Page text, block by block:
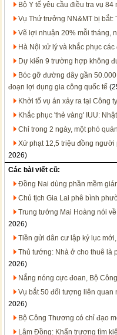
Bộ Y tế yêu cầu điều tra vụ
Vụ Thứ trưởng NN&MT bị bắt:
Vẽ lợi nhuận 20% mỗi tháng,
Hà Nội xử lý và khắc phục
Dự kiến 9 trường hợp không
Bóc gỡ đường dây gần
đoạn lợi dụng gia công quốc tế
Khởi tố vụ án xảy ra tại Công
Khắc phục 'thẻ vàng' IUU:
Chỉ trong 2 ngày, một phó
Xử phạt 12,5 triệu đồng người
2026)
Các bài viết cũ:
Đồng Nai dùng phần mềm
Chủ tịch Gia Lai phê bình
Trung tướng Mai Hoàng nói
2026)
Tiền gửi dân cư lập kỷ lục
Thủ tướng: Nhà ở cho thuê là
2026)
Nắng nóng cực đoan, Bộ
Vụ bắt 50 đối tượng liên quan
2026)
Bộ Công Thương có chỉ đạo
Lâm Đồng: Khẩn trương tìm